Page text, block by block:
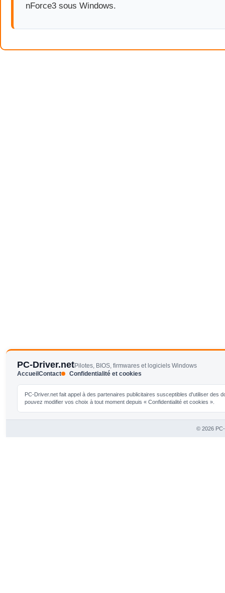
nForce3 sous Windows.
PC-Driver.netPilotes, BIOS, firmwares et logiciels Windows
AccueilContact Confidentialité et cookies
PC-Driver.net fait appel à des partenaires publicitaires susceptibles d'utiliser
pouvez modifier vos choix à tout moment depuis « Confidentialité et cookies ».
© 2026